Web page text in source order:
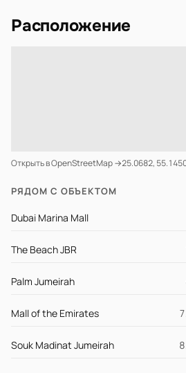
Расположение
Открыть в OpenStreetMap →25.0682,
РЯДОМ С ОБЪЕКТОМ
Dubai Marina Mall
The Beach JBR
Palm Jumeirah
Mall of the Emirates
Souk Madinat Jumeirah